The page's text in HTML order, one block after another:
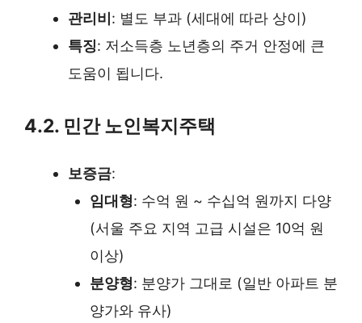
관리비 : 별도 부과 (세대에 따라 상이)
특징: 저소득층 노년층의 주거 안정에 큰
도움이 됩니다.
4.2. 민간 노인복지주택
보증금:
임대형: 수억 원 ~ 수십억 원까지 다양
(서울 주요 지역 고급 시설은 10억 원
이상)
분양형: 분양가 그대로 (일반 아파트 분
양가와 유사)